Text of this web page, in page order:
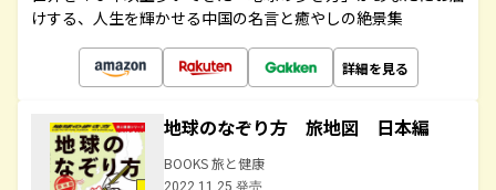
けする、人生を輝かせる中国の名言と癒やしの絶景集
詳細を見る
地球のなぞり方 旅地図 日本編
BOOKS 旅と健康
2022.11.25 発売